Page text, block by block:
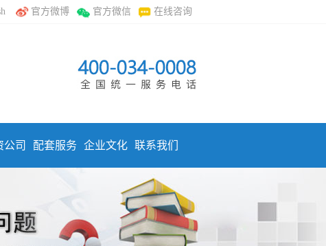
官方微博 官方微信 在线咨询
公司 配套服务 企业文化 联系我们